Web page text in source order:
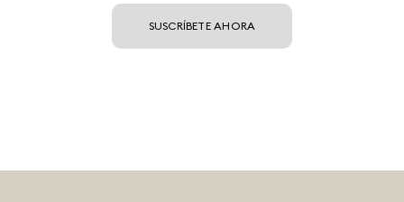
SUSCRÍBETE AHORA